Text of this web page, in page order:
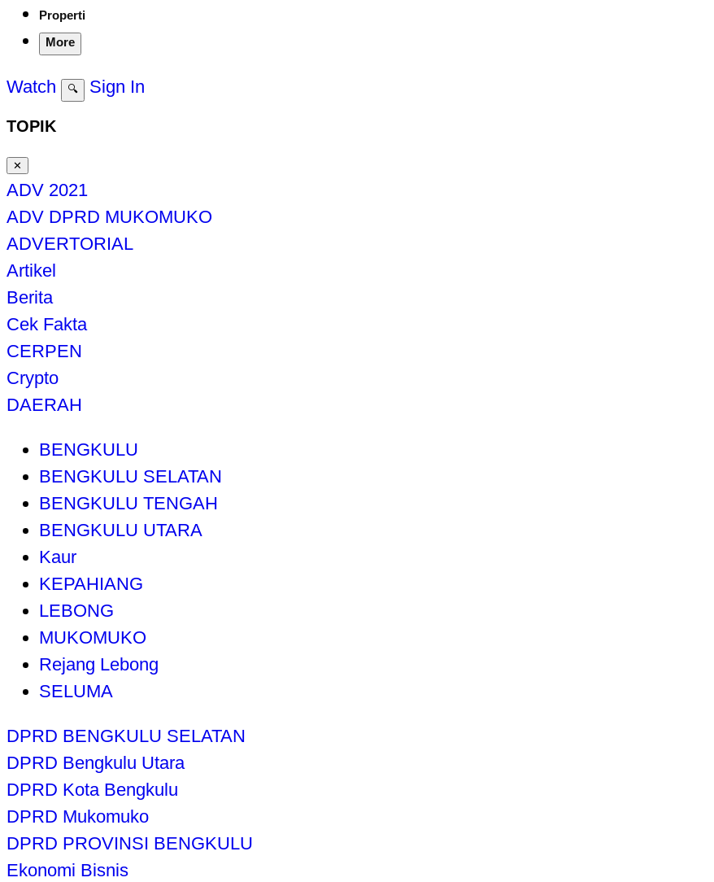
Properti
More
Watch 🔍 Sign In
TOPIK
✕
ADV 2021
ADV DPRD MUKOMUKO
ADVERTORIAL
Artikel
Berita
Cek Fakta
CERPEN
Crypto
DAERAH
BENGKULU
BENGKULU SELATAN
BENGKULU TENGAH
BENGKULU UTARA
Kaur
KEPAHIANG
LEBONG
MUKOMUKO
Rejang Lebong
SELUMA
DPRD BENGKULU SELATAN
DPRD Bengkulu Utara
DPRD Kota Bengkulu
DPRD Mukomuko
DPRD PROVINSI BENGKULU
Ekonomi Bisnis